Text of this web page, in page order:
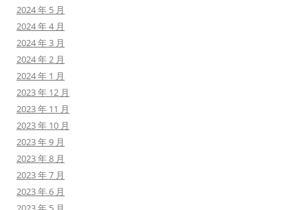
2024 年 5 月
2024 年 4 月
2024 年 3 月
2024 年 2 月
2024 年 1 月
2023 年 12 月
2023 年 11 月
2023 年 10 月
2023 年 9 月
2023 年 8 月
2023 年 7 月
2023 年 6 月